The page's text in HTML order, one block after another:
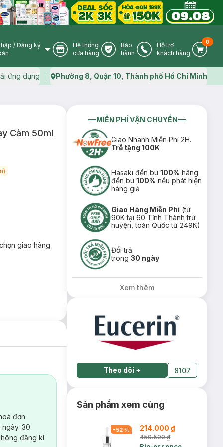
User Icon
/ Đăng ký
Store Icon
Hệ thống
cửa hàng
Warranty Icon
Bảo
hành
Phone Icon
Hỗ trợ
khách hàng
Cart
0
ứng dụng Map icon
Phường 8, Quận 10, Thành phố Hồ Chí Minh
Cảm 50ml
giao hàng
đơn
30
đăng kí
MIỄN PHÍ VẬN CHUYỂN
Giao Nhanh Miễn Phí 2H.
Trễ tặng 100K
Hasaki đền bù100% hãng
đền bù100% nếu phát hiện
hàng giả
Giao Hàng Miễn Phí (từ
90K tại 60 Tỉnh Thành trừ
huyện, toàn Quốc từ 249K)
Đổi trả
trong30 ngày
Xem thêm
Theo dõi + 8107
Sản phẩm xem cùng
-52 % 214.000 ₫
450.500 ₫